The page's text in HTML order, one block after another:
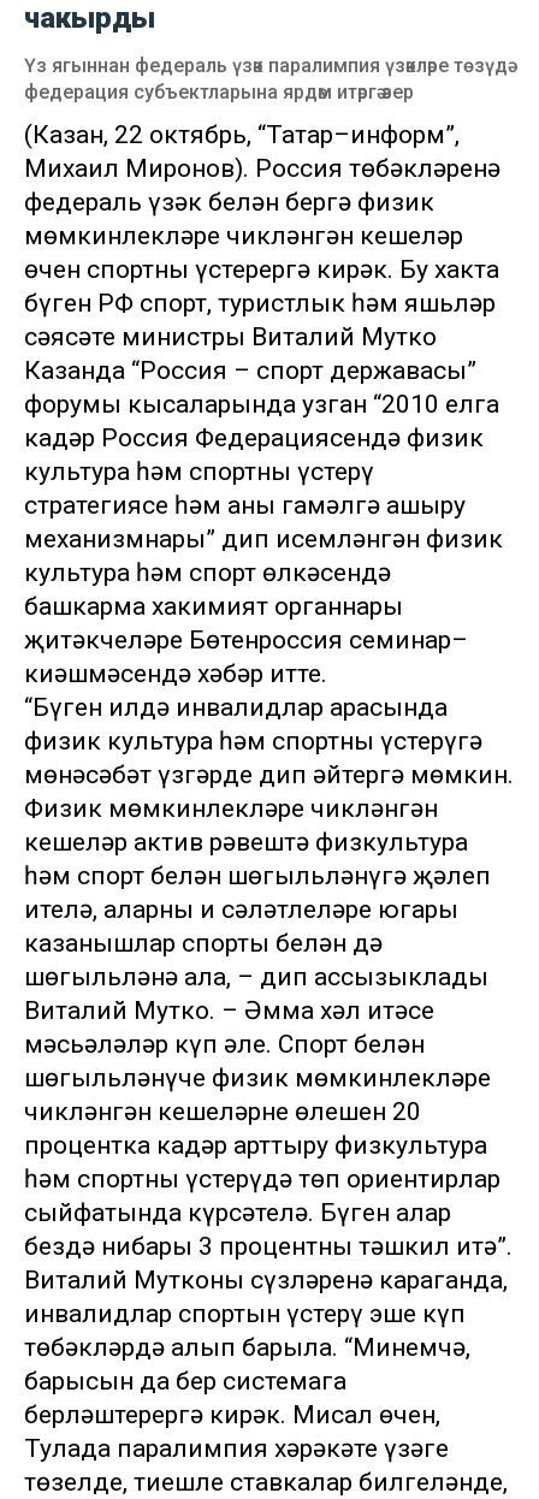
чакырды
Үз ягыннан федераль үзәк паралимпия үзәкләре төзүдә
федерация субъектларына ярдәм итәргә әзер
(Казан, 22 октябрь, “Татар–информ”,
Михаил Миронов). Россия төбәкләренә
федераль үзәк белән бергә физик
мөмкинлекләре чикләнгән кешеләр
өчен спортны үстерергә кирәк. Бу хакта
бүген РФ спорт, туристлык һәм яшьләр
сәясәте министры Виталий Мутко
Казанда “Россия – спорт державасы”
форумы кысаларында узган “2010 елга
кадәр Россия Федерациясендә физик
культура һәм спортны үстерү
стратегиясе һәм аны гамәлгә ашыру
механизмнары” дип исемләнгән физик
культура һәм спорт өлкәсендә
башкарма хакимият органнары
җитәкчеләре Бөтенроссия семинар–
киңәшмәсендә хәбәр итте.
“Бүген илдә инвалидлар арасында
физик культура һәм спортны үстерүгә
мөнәсәбәт үзгәрде дип әйтергә мөмкин.
Физик мөмкинлекләре чикләнгән
кешеләр актив рәвештә физкультура
һәм спорт белән шөгыльләнүгә җәлеп
ителә, аларның иң сәләтлеләре югары
казанышлар спорты белән дә
шөгыльләнә ала, – дип ассызыклады
Виталий Мутко. – Әмма хәл итәсе
мәсьәләләр күп әле. Спорт белән
шөгыльләнүче физик мөмкинлекләре
чикләнгән кешеләрнең өлешен 20
процентка кадәр арттыру физкультура
һәм спортны үстерүдә төп ориентирлар
сыйфатында күрсәтелә. Бүген алар
бездә нибары 3 процентны тәшкил итә”.
Виталий Мутконың сүзләренә караганда,
инвалидлар спортын үстерү эше күп
төбәкләрдә алып барыла. “Минемчә,
барысын да бер системага
берләштерергә кирәк. Мисал өчен,
Тулада паралимпия хәрәкәте үзәге
төзелде, тиешле ставкалар билгеләнде,